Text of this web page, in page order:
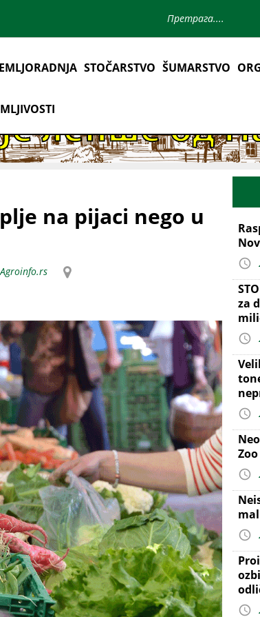
STOČARSTVO ŠUMARSTVO
na pijaci nego u
za